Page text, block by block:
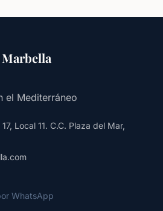
Marbella
el Mediterráneo
Local 11. C.C. Plaza del Mar,
WhatsApp